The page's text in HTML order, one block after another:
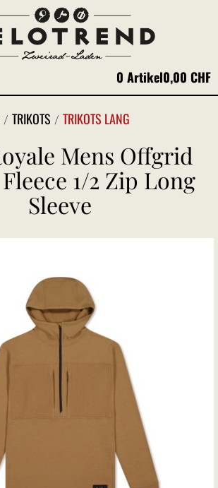
0 Artikel0,00 CHF
TRIKOTS TRIKOTS LANG
Mens Offgrid
1/2 Zip Long
Sleeve